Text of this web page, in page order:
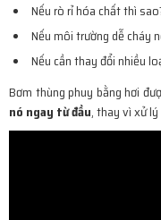
Nếu rò rỉ hóa chất thì
Nếu môi trường dễ cháy
Nếu cần thay đổi nhiều
Bơm thùng phuy bằng hơi
nó ngay từ đầu, thay vì xử lý